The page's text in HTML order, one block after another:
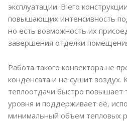
эксплуатации. В его
повышающих интенсивность
но есть возможность их
завершения отделки
Работа такого конвектора не
конденсата и не сушит воздух.
теплоотдачи быстро повышает
уровня и поддерживает её,
минимальный объем тепловых